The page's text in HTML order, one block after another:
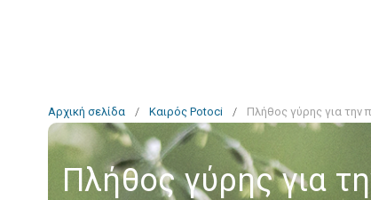
Αρχική σελίδα / Καιρός Potoci / Πλήθος γύρης για την
Πλήθος γύρης για